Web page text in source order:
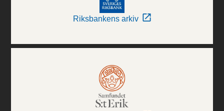
Riksbankens arkiv